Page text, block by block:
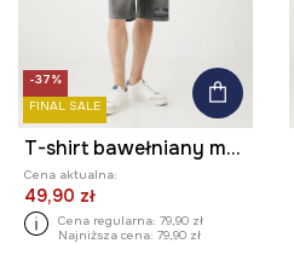
-37%
FINAL SALE
T-shirt bawełniany męski z nadrukiem kolor fioletowy
Cena aktualna:
49,90 zł
Cena regularna: 79,90 zł
Najniższa cena: 79,90 zł